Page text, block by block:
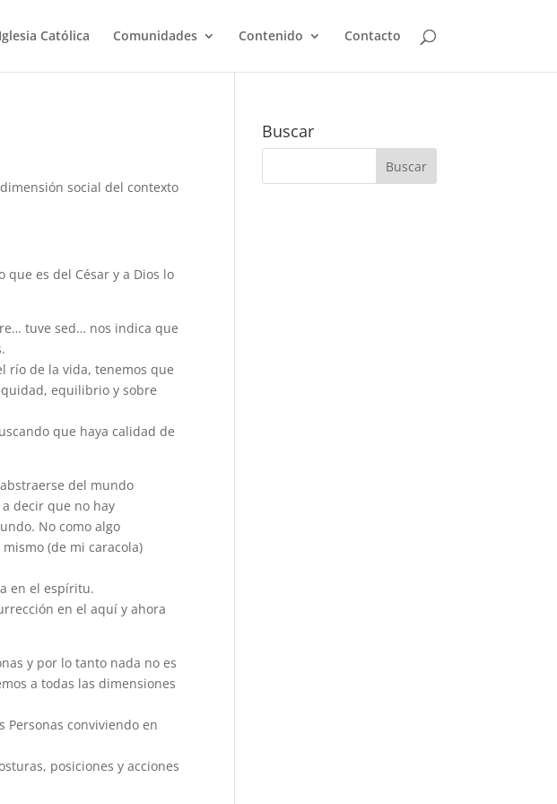
Iglesia Católica Comunidades Contenido Contacto
social del contexto
que es del César y a Dios lo
tuve sed… nos indica que
río de la vida, tenemos que
equilibrio y sobre
que haya calidad de
del mundo
decir que no hay
No como algo
(de mi caracola)
en el espíritu.
en el aquí y ahora
y por lo tanto nada no es
a todas las dimensiones
Personas conviviendo en
posiciones y acciones
Buscar